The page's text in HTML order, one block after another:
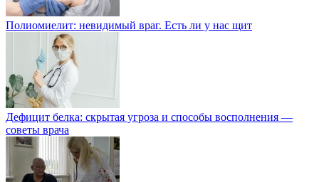
Полиомиелит: невидимый враг. Есть ли у нас щит
Дефицит белка: скрытая угроза и способы восполнения —
советы врача